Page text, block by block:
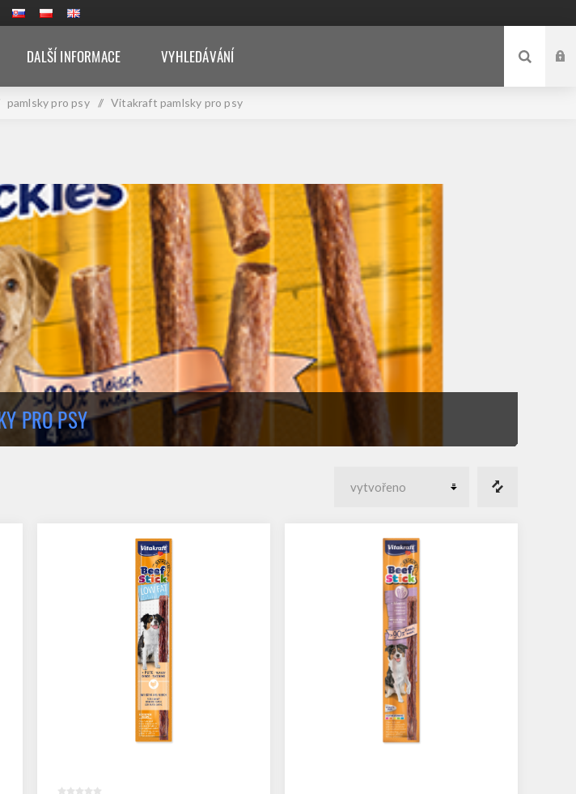
DALŠÍ INFORMACE VYHLEDÁVÁNÍ
pamlsky pro psy / Vitakraft pamlsky pro psy
PRO PSY